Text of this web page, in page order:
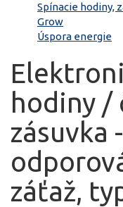
Spínacie hodiny,
Grow
Úspora energie
hodiny /
zásuvka
záťaž,